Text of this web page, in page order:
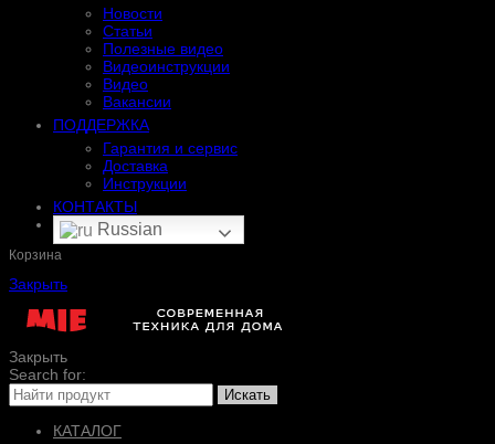
Новости
Статьи
Полезные видео
Видеоинструкции
Видео
Вакансии
ПОДДЕРЖКА
Гарантия и сервис
Доставка
Инструкции
КОНТАКТЫ
Russian
Корзина
Закрыть
Закрыть
Search for:
Искать
КАТАЛОГ